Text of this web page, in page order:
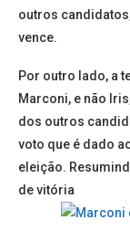
outros
vence.
Por outro lado, a
Marconi, e não
dos outros
voto que é dado
eleição.
de vitória